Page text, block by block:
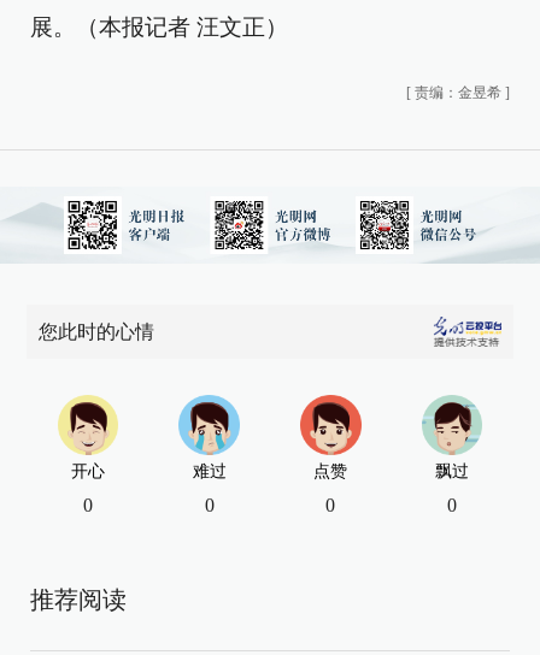
展。（本报记者 汪文正）
[ 责编：金昱希 ]
您此时的心情
开心
0
难过
0
点赞
0
飘过
0
推荐阅读